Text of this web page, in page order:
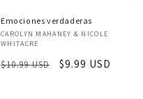
Emociones verdaderas
Proveedor:
CAROLYN MAHANEY & NICOLE
WHITACRE
Precio
$10.99 USD
Precio
$9.99 USD